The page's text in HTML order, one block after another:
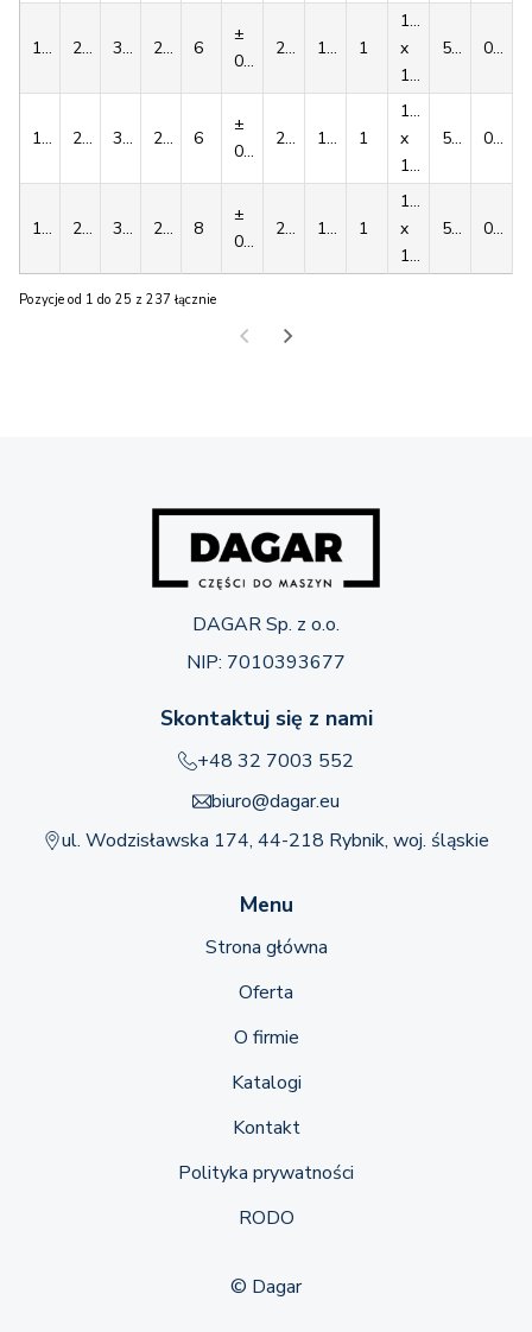
1108 20 38.0 22.3 6
±
0,015
22.8 147 1
1/4''
x
1/2''
5.6 0.16
1108 22 38.0 22.3 6
±
0,015
24.8 147 1
1/4''
x
1/2''
5.6 0.16
1108 24 38.0 22.3 8
±
0,018
27.3 147 1
1/4''
x
1/2''
5.6 0.16
Pozycje od 1 do 25 z 237 łącznie
DAGAR Sp. z o.o.
NIP: 7010393677
Skontaktuj się z nami
+48 32 7003 552
biuro@dagar.eu
ul. Wodzisławska 174, 44-218 Rybnik, woj. śląskie
Menu
Strona główna
Oferta
O firmie
Katalogi
Kontakt
Polityka prywatności
RODO
© Dagar